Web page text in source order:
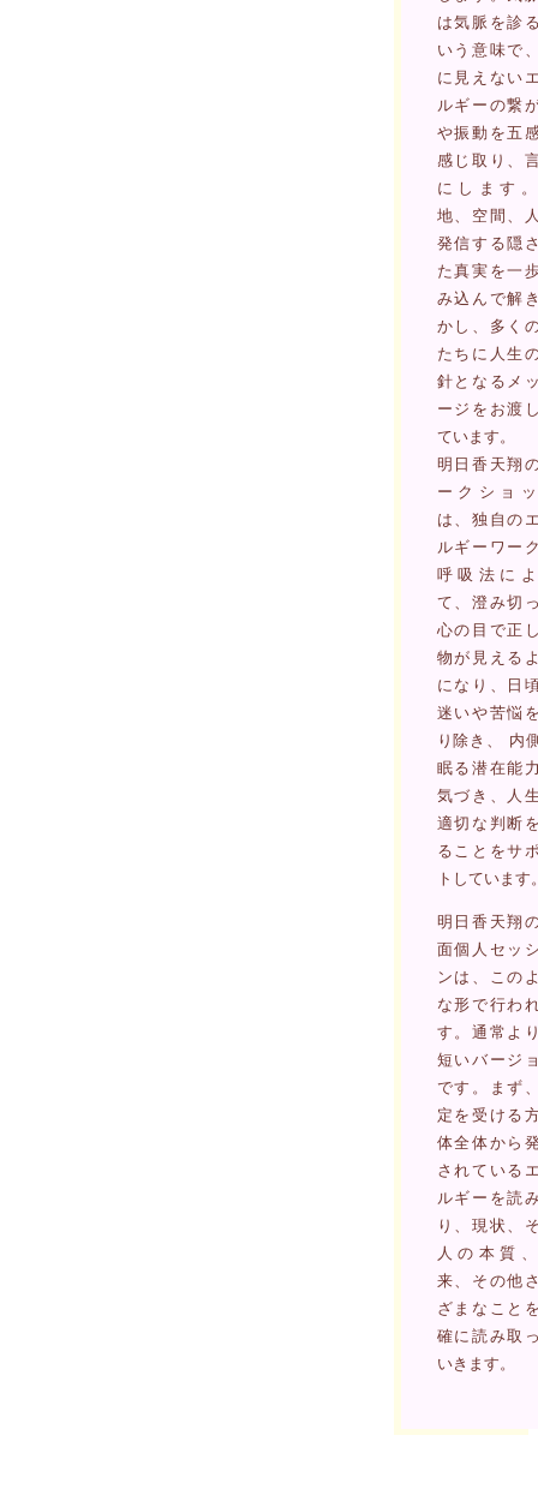
は気脈を診
いう意味で
に見えない
ルギーの繋
や振動を五
感じ取り、
にします
地、空間、
発信する隠
た真実を一
み込んで解
かし、多く
たちに人生
針となるメ
ージをお渡
ています。
明日香天翔
ークショ
は、独自の
ルギーワー
呼吸法に
て、澄み切
心の目で正
物が見える
になり、日
迷いや苦悩
り除き、 内
眠る潜在能
気づき、人
適切な判断
ることをサ
トしています
明日香天翔
面個人セッ
ンは、この
な形で行わ
す。通常よ
短いバージ
です。まず
定を受ける
体全体から
されている
ルギーを読
り、現状、
人の本質
来、その他
ざまなこと
確に読み取
いきます。